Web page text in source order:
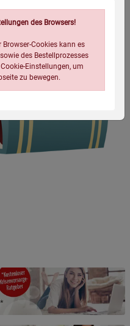
des Browsers!
Cookies kann es
des Bestellprozesses
Einstellungen, um
zu bewegen.
anzeigen